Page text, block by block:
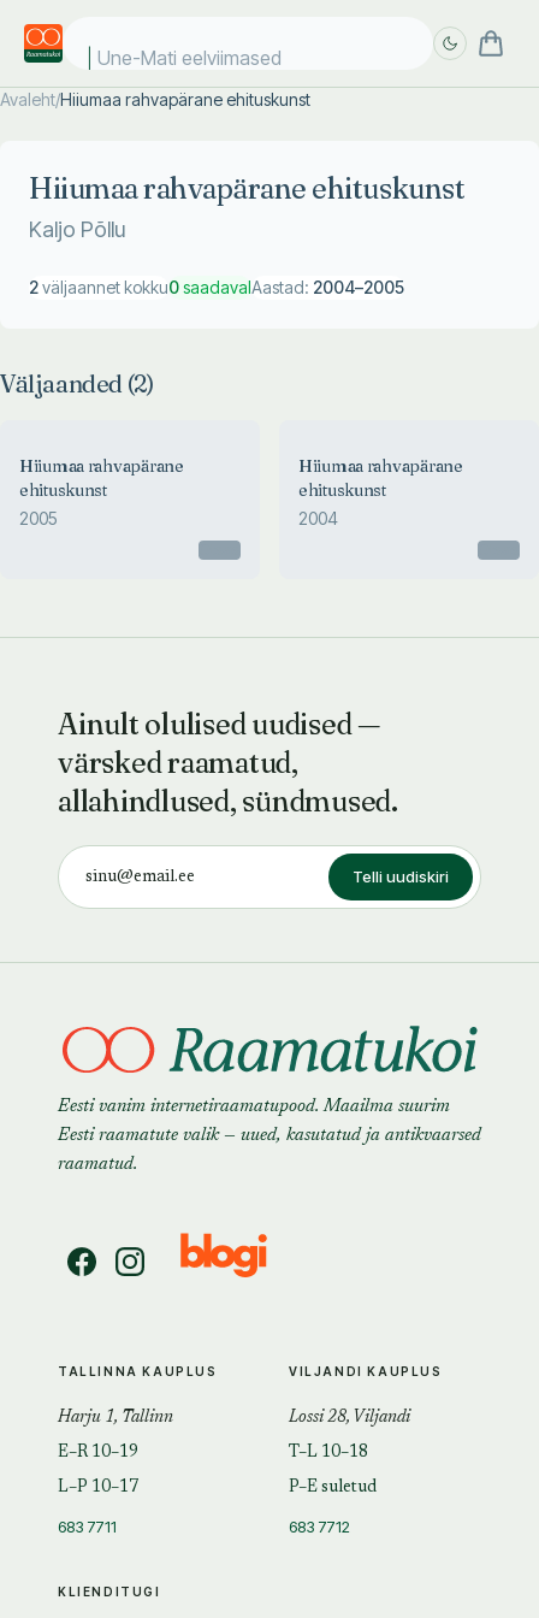
Une-Mati eelviimased k
Avaleht/Hiiumaa rahvapärane ehituskunst
Hiiumaa rahvapärane ehituskunst
Kaljo Põllu
2väljaannet kokku0saadavalAastad: 2004–2005
Väljaanded (2)
Hiiumaa rahvapärane
ehituskunst
2005
Hiiumaa rahvapärane
ehituskunst
2004
Ainult olulised uudised —
värsked raamatud,
allahindlused, sündmused.
Telli uudiskiri
Eesti vanim internetiraamatupood. Maailma suurim
Eesti raamatute valik — uued, kasutatud ja antikvaarsed
raamatud.
KLIENDITUGI
TALLINNA KAUPLUS
Harju 1, Tallinn
E–R 10–19
L–P 10–17
683 7711
VILJANDI KAUPLUS
Lossi 28, Viljandi
T–L 10–18
P–E suletud
683 7712